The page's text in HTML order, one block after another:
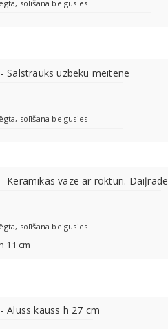
solīšana beigusies
- Sālstrauks uzbeku meitene
solīšana beigusies
- Keramikas vāze ar rokturi. Daiļrāde
solīšana beigusies
11 cm
- Aluss kauss h 27 cm